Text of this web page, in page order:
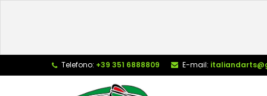
Telefono: +39 351 6888809 E-mail: add_circle_outline